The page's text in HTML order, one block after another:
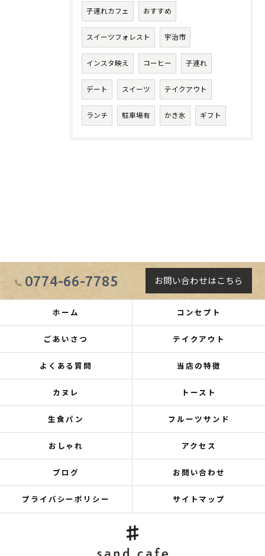
子連れカフェ おすすめ
スイーツフォレスト 宇治市
インスタ映え コーヒー 子連れ
デート スイーツ テイクアウト
ランチ 駐車場有 かき氷 ギフト
0774-66-7785 お問い合わせはこちら
ホーム コンセプト
ごあいさつ テイクアウト
よくある質問 当店の特徴
カヌレ トースト
生食パン フルーツサンド
おしゃれ アクセス
ブログ お問い合わせ
プライバシーポリシー サイトマップ